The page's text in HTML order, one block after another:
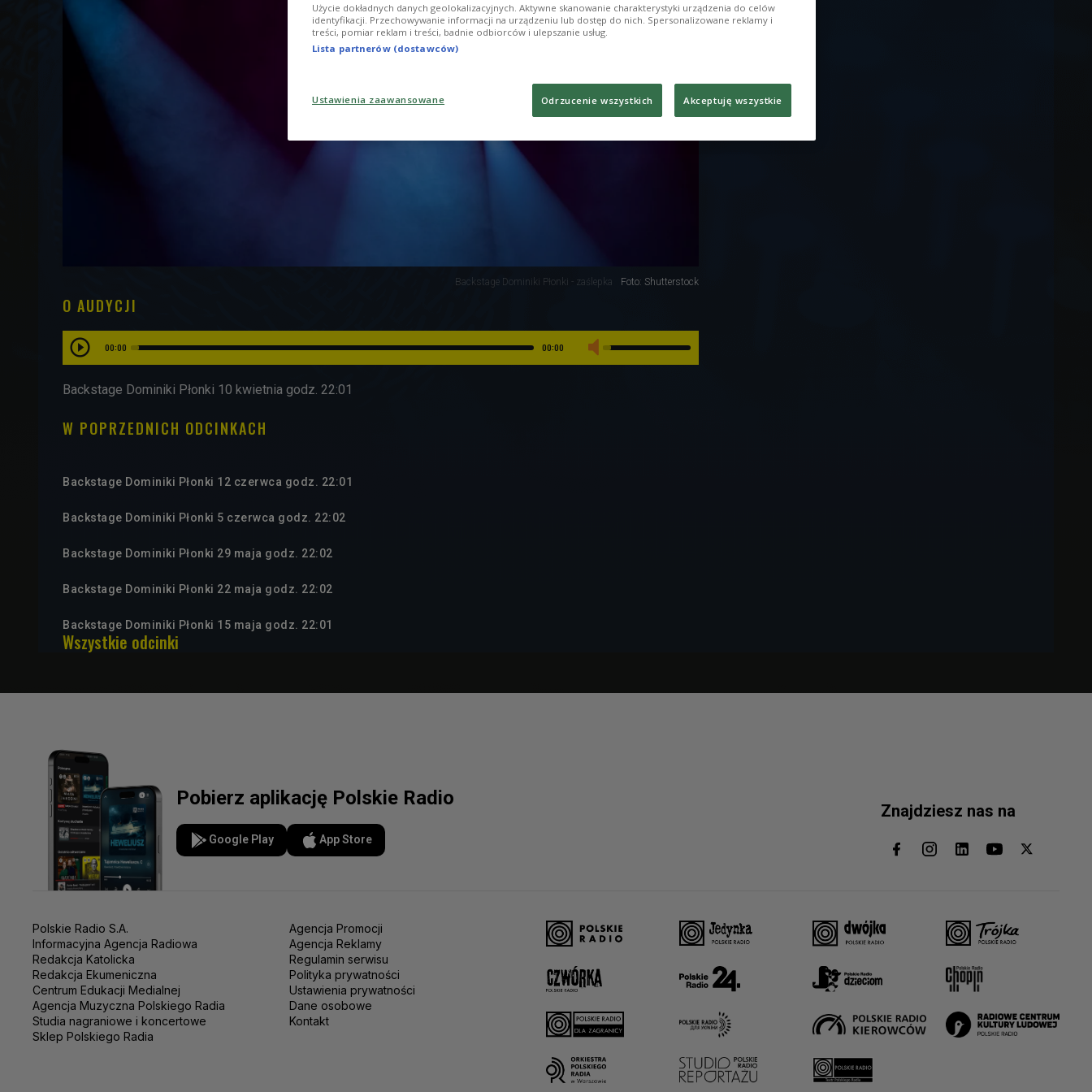
Backstage Dominiki Płonki - zaślepka Foto: Shutterstock
O AUDYCJI
00:00 00:00
Backstage Dominiki Płonki 10 kwietnia godz. 22:01
W POPRZEDNICH ODCINKACH
Backstage Dominiki Płonki 12 czerwca godz. 22:01
Backstage Dominiki Płonki 5 czerwca godz. 22:02
Backstage Dominiki Płonki 29 maja godz. 22:02
Backstage Dominiki Płonki 22 maja godz. 22:02
Backstage Dominiki Płonki 15 maja godz. 22:01
Wszystkie odcinki
Pobierz aplikację Polskie Radio
Google Play App Store
Znajdziesz nas na
Polskie Radio S.A.
Informacyjna Agencja Radiowa
Redakcja Katolicka
Redakcja Ekumeniczna
Centrum Edukacji Medialnej
Agencja Muzyczna Polskiego Radia
Studia nagraniowe i koncertowe
Sklep Polskiego Radia
Agencja Promocji
Agencja Reklamy
Regulamin serwisu
Polityka prywatności
Ustawienia prywatności
Dane osobowe
Kontakt
Użycie dokładnych danych geolokalizacyjnych. Aktywne skanowanie charakterystyki urządzenia do celów
identyfikacji. Przechowywanie informacji na urządzeniu lub dostęp do nich. Spersonalizowane reklamy i
treści, pomiar reklam i treści, badnie odbiorców i ulepszanie usług.
Lista partnerów (dostawców)
Ustawienia zaawansowane Odrzucenie wszystkich Akceptuję wszystkie